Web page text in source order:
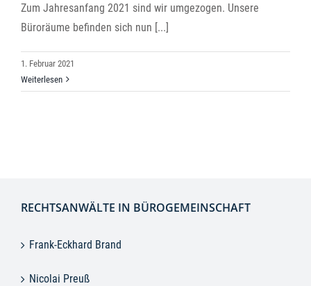
Zum Jahresanfang 2021 sind wir umgezogen. Unsere
Büroräume befinden sich nun [...]
1. Februar 2021
Weiterlesen
RECHTSANWÄLTE IN BÜROGEMEINSCHAFT
Frank-Eckhard Brand
Nicolai Preuß